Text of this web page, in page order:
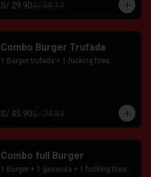
S/ 29.90S/ 58.17
Combo Burger Trufada
1 Burger trufada + 1 fucking fries.
S/ 45.90S/ 74.83
Combo full Burger
1 Burger + 1 gaseosa + 1 fucking fries.